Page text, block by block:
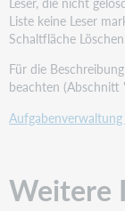
Liste keine Leser
Schaltfläche
Für die
beachten (Abschnitt
Aufgabenverwaltung
Weitere